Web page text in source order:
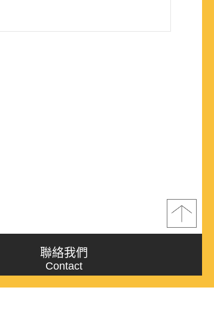
聯絡我們
Contact